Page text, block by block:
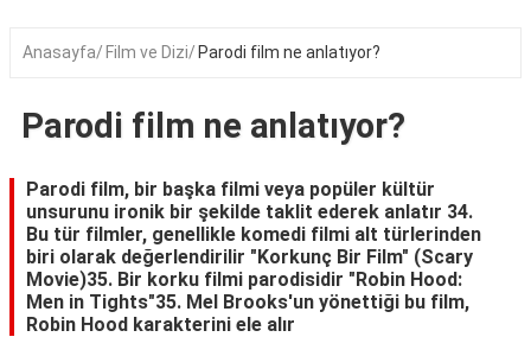
Seyahat
Oyun
Yaşam
Hukuk
Blog
Anasayfa Film ve Dizi Parodi film ne anlatıyor?
Parodi film ne anlatıyor?
Parodi film, bir başka filmi veya popüler kültür
unsurunu ironik bir şekilde taklit ederek anlatır 34.
Bu tür filmler, genellikle komedi filmi alt türlerinden
biri olarak değerlendirilir "Korkunç Bir Film" (Scary
Movie)35. Bir korku filmi parodisidir "Robin Hood:
Men in Tights"35. Mel Brooks'un yönettiği bu film,
Robin Hood karakterini ele alır